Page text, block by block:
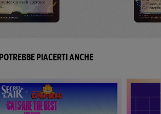
POTREBBE PIACERTI ANCHE